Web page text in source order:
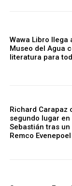
Wawa Libro llega
Museo del Agua
literatura para
Richard Carapaz
segundo lugar
Sebastián tras
Remco Evenepoel